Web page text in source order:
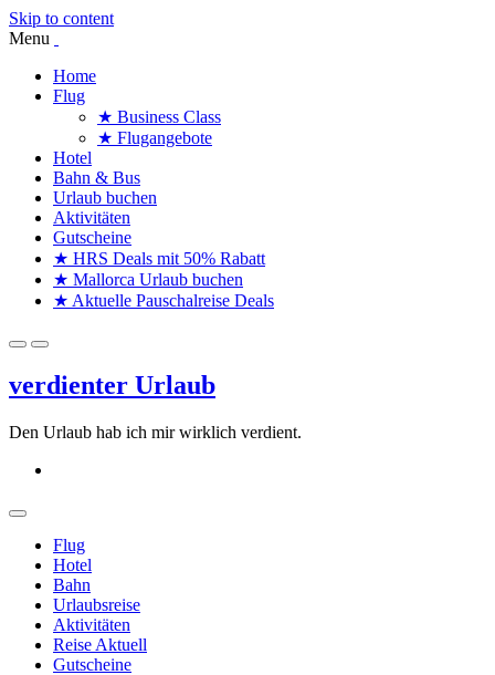
Skip to content
Menu
Home
Flug
★ Business Class
★ Flugangebote
Hotel
Bahn & Bus
Urlaub buchen
Aktivitäten
Gutscheine
★ HRS Deals mit 50% Rabatt
★ Mallorca Urlaub buchen
★ Aktuelle Pauschalreise Deals
verdienter Urlaub
Den Urlaub hab ich mir wirklich verdient.
Flug
Hotel
Bahn
Urlaubsreise
Aktivitäten
Reise Aktuell
Gutscheine